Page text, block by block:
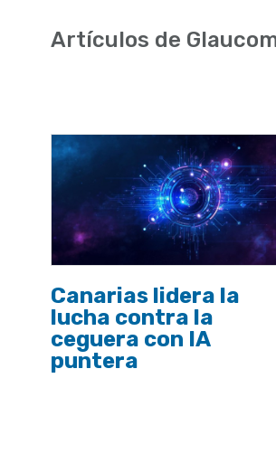
Artículos de
Canarias lidera la
lucha contra la
ceguera con IA
puntera